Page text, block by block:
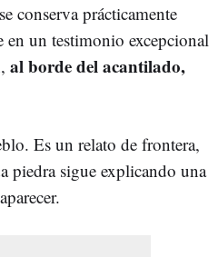
conserva prácticamente
un testimonio excepcional
al borde del acantilado,
Es un relato de frontera,
piedra sigue explicando una